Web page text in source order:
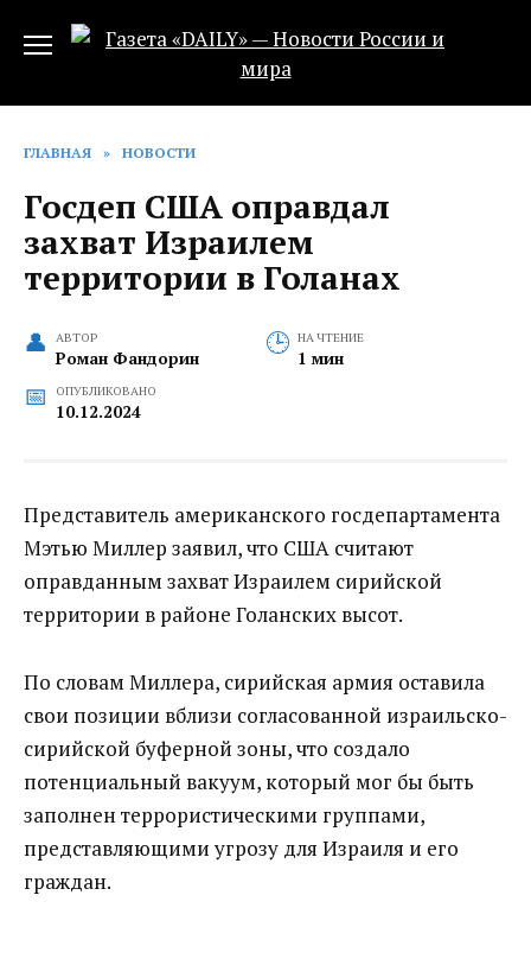
ГЛАВНАЯ » НОВОСТИ
Госдеп США оправдал
захват Израилем
территории в Голанах
АВТОР
Роман Фандорин
НА ЧТЕНИЕ
1 мин
ОПУБЛИКОВАНО
10.12.2024
Представитель американского госдепартамента
Мэтью Миллер заявил, что США считают
оправданным захват Израилем сирийской
территории в районе Голанских высот.
По словам Миллера, сирийская армия оставила
свои позиции вблизи согласованной израильско-
сирийской буферной зоны, что создало
потенциальный вакуум, который мог бы быть
заполнен террористическими группами,
представляющими угрозу для Израиля и его
граждан.